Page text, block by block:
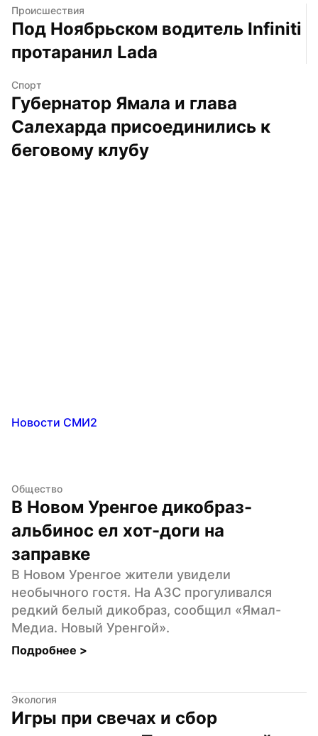
Происшествия
Под Ноябрьском водитель Infiniti
протаранил Lada
Спорт
Губернатор Ямала и глава
Салехарда присоединились к
беговому клубу
Новости СМИ2
Общество
В Новом Уренгое дикобраз-
альбинос ел хот-доги на
заправке
В Новом Уренгое жители увидели
необычного гостя. На АЗС прогуливался
редкий белый дикобраз, сообщил «Ямал-
Медиа. Новый Уренгой».
Подробнее >
Экология
Игры при свечах и сбор